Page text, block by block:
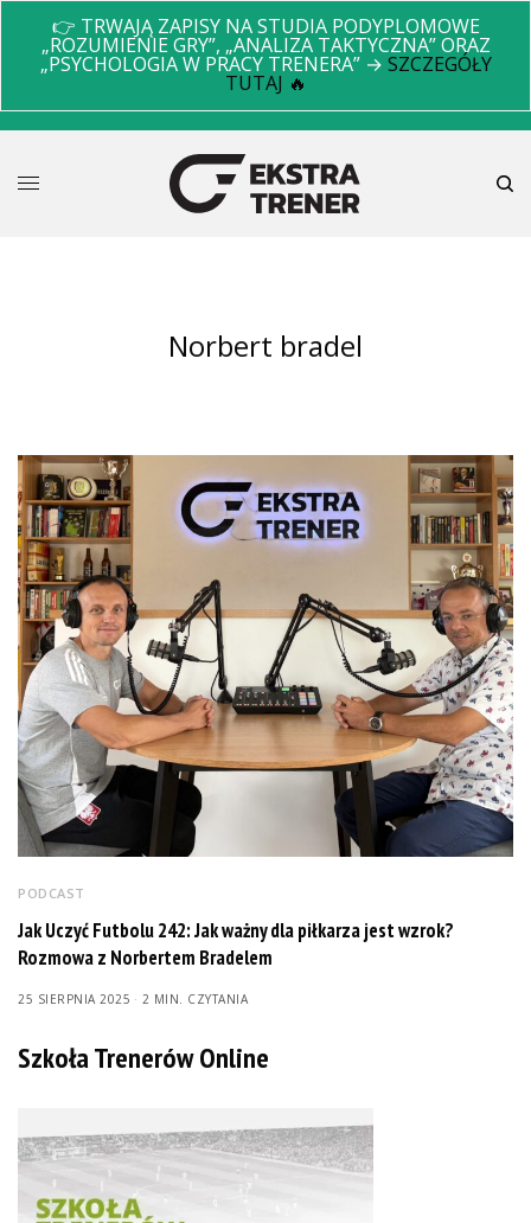
👉 TRWAJĄ ZAPISY NA STUDIA PODYPLOMOWE
„ROZUMIENIE GRY”, „ANALIZA TAKTYCZNA” ORAZ
„PSYCHOLOGIA W PRACY TRENERA” → SZCZEGÓŁY
TUTAJ 🔥
norbert bradel
PODCAST
Jak Uczyć Futbolu 242: Jak ważny dla piłkarza jest wzrok?
Rozmowa z Norbertem Bradelem
25 SIERPNIA 2025 2 MIN. CZYTANIA
Szkoła Trenerów Online